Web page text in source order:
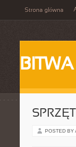
Strona główna
BITWA
POSTED BY